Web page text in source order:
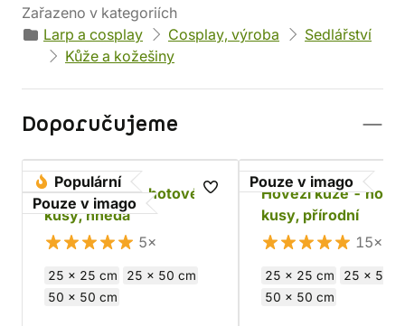
Zařazeno v kategoriích
Larp a cosplay
Cosplay, výroba
Sedlářství
Kůže a kožešiny
Doporučujeme
Populární
Pouze v imago
Hovězí kůže - hotové
kusy, hnědá
5×
25 x 25 cm
25 x 50 cm
50 x 50 cm
Pouze v imago
Hovězí kůže -
kusy, přírodní
15×
25 x 25 cm
25 x 50
50 x 50 cm